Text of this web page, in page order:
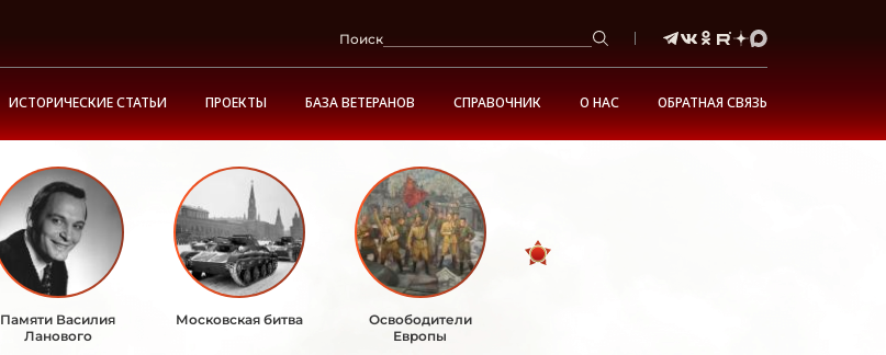
Поиск
ИСТОРИЧЕСКИЕ СТАТЬИ ПРОЕКТЫ БАЗА ВЕТЕРАНОВ СПРАВОЧНИК О НАС ОБРАТНАЯ СВЯЗЬ
Памяти Василия
Ланового
Московская битва
Освободители
Европы